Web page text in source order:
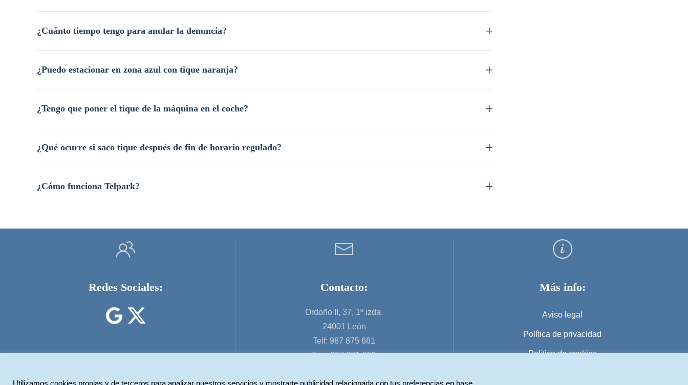
¿Cuánto tiempo tengo para anular la denuncia?
¿Puedo estacionar en zona azul con tique naranja?
¿Tengo que poner el tique de la máquina en el coche?
¿Qué ocurre si saco tique después de fin de horario regulado?
¿Cómo funciona Telpark?
Redes Sociales: Contacto:
Ordoño II, 37, 1º izda.
24001 León
Telf: 987 875 661
Fax: 987 271 616
Más info:
Aviso legal
Política de privacidad
Política de cookies